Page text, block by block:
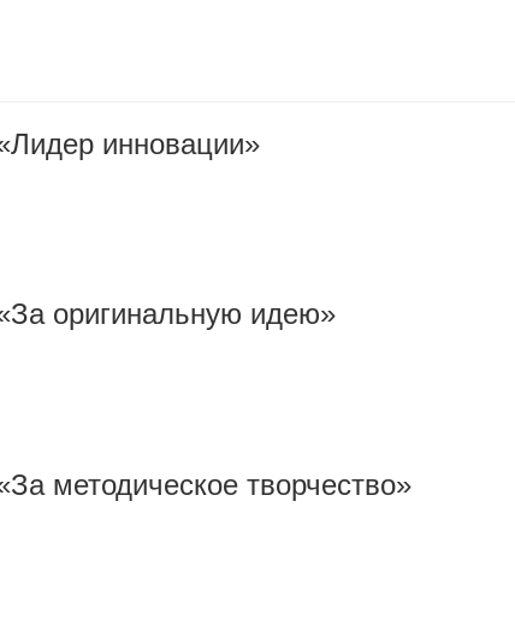
инновации»
оригинальную идею»
творчество»